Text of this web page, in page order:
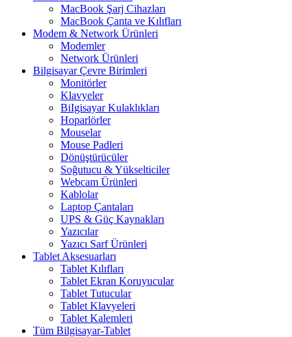
MacBook Şarj Cihazları
MacBook Çanta ve Kılıfları
Modem & Network Ürünleri
Modemler
Network Ürünleri
Bilgisayar Çevre Birimleri
Monitörler
Klavyeler
BiIgisayar Kulaklıkları
Hoparlörler
Mouselar
Mouse Padleri
Dönüştürücüler
Soğutucu & Yükselticiler
Webcam Ürünleri
Kablolar
Laptop Çantaları
UPS & Güç Kaynakları
Yazıcılar
Yazıcı Sarf Ürünleri
Tablet Aksesuarları
Tablet Kılıfları
Tablet Ekran Koruyucular
Tablet Tutucular
Tablet Klavyeleri
Tablet Kalemleri
Tüm Bilgisayar-Tablet